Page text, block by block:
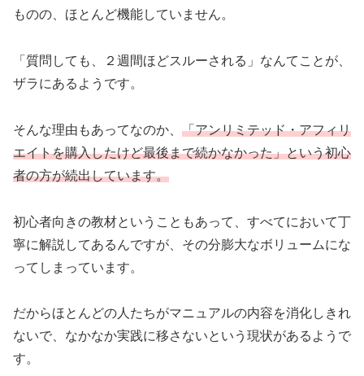
ものの、ほとんど機能していません。
「質問しても、２週間ほどスルーされる」なんてことが、
ザラにあるようです。
そんな理由もあってなのか、 「アンリミテッド・アフィリ
エイトを購入したけど最後まで続かなかった」という初心
者の方が続出しています。
初心者向きの教材ということもあって、すべてにおいて丁
寧に解説してあるんですが、その分膨大なボリュームにな
ってしまっています。
だからほとんどの人たちがマニュアルの内容を消化しきれ
ないで、なかなか実践に移さないという現状があるようで
す。